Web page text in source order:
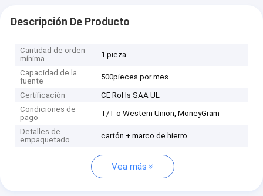
Descripción De Producto
Cantidad de orden
mínima
1 pieza
Capacidad de la
fuente
500pieces por mes
Certificación
CE RoHs SAA UL
Condiciones de
pago
T/T o Western Union, MoneyGram
Detalles de
empaquetado
cartón + marco de hierro
Vea más